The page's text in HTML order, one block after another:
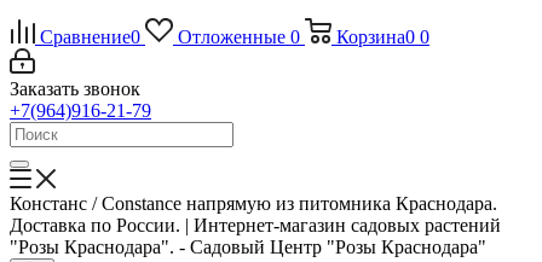
Сравнение0 Отложенные 0 Корзина0 0
Заказать звонок
+7(964)916-21-79
Констанс / Constance напрямую из питомника Краснодара.
Доставка по России. | Интернет-магазин садовых растений
"Розы Краснодара". - Садовый Центр "Розы Краснодара"